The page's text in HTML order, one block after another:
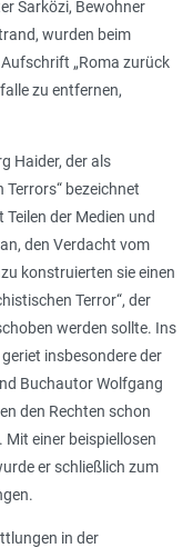
Sarközi, Bewohner
wurden beim
„Roma zurück
zu entfernen,
Haider, der als
Terrors“ bezeichnet
der Medien und
den Verdacht vom
konstruierten sie einen
Terror“, der
werden sollte. Ins
insbesondere der
Buchautor Wolfgang
den Rechten schon
Mit einer beispiellosen
er schließlich zum
in der